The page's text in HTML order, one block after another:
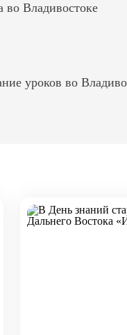
во Владивостоке
уроков во